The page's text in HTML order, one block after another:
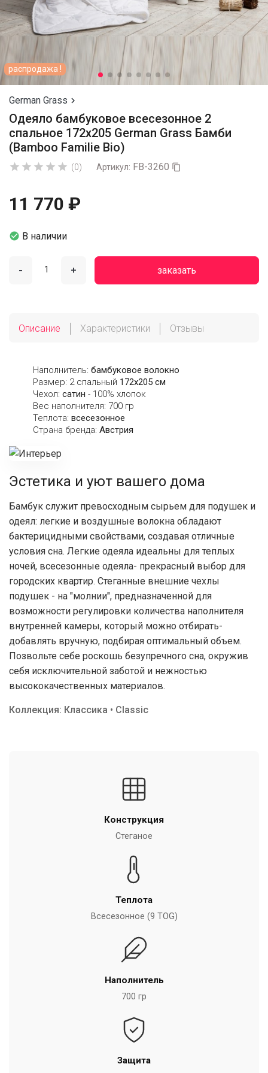
распродажа !
German Grass 
Одеяло бамбуковое всесезонное 2
спальное 172х205 German Grass Бамби
(Bamboo Familie Bio)
     (0) Артикул: FB-3260 
11 770 ₽
 В наличии
- + заказать
Описание Характеристики Отзывы
Наполнитель: бамбуковое волокно
Размер: 2 спальный 172х205 см
Чехол: сатин - 100% хлопок
Вес наполнителя: 700 гр
Теплота: всесезонное
Страна бренда: Австрия
Эстетика и уют вашего дома
Бамбук служит превосходным сырьем для подушек и
одеял: легкие и воздушные волокна обладают
бактерицидными свойствами, создавая отличные
условия сна. Легкие одеяла идеальны для теплых
ночей, всесезонные одеяла- прекрасный выбор для
городских квартир. Стеганные внешние чехлы
подушек - на "молнии", предназначенной для
возможности регулировки количества наполнителя
внутренней камеры, который можно отбирать-
добавлять вручную, подбирая оптимальный объем.
Позвольте себе роскошь безупречного сна, окружив
себя исключительной заботой и нежностью
высококачественных материалов.
Коллекция: Классика • Classic
Конструкция
Стеганое
Теплота
Всесезонное (9 TOG)
Наполнитель
700 гр
Защита